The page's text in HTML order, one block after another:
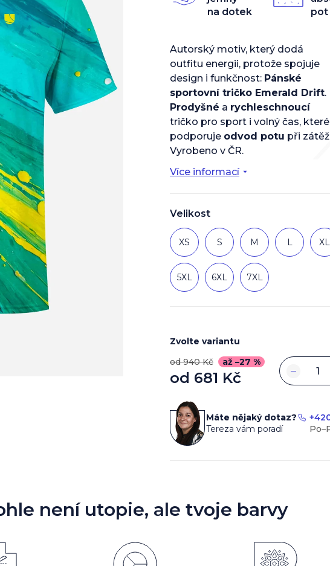
Velikost
XS S M L XL
5XL 6XL 7XL
Více informací
Autorský motiv, který dodá
outfitu energii, protože spojuje
design i funkčnost: Pánské
sportovní tričko Emerald Drift.
Prodyšné a rychleschnoucí
tričko pro sport i volný čas, které
podporuje odvod potu při
Vyrobeno v ČR.
na dotek
pot
Zvolte variantu
od 940 Kč
až –27 %
od 681 Kč
cena:
−
Máte nějaký dotaz?
Tereza vám poradí
není utopie, ale tvoje barvy